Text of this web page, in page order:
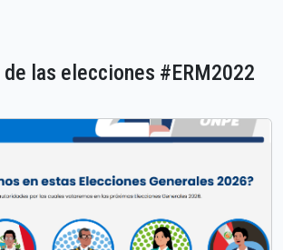
las elecciones #ERM2022